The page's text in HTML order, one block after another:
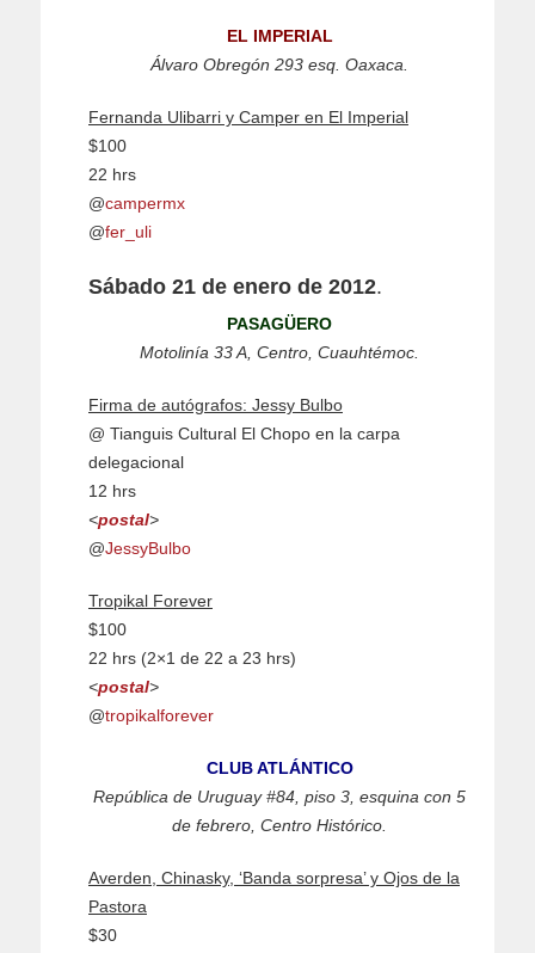
EL IMPERIAL
Álvaro Obregón 293 esq. Oaxaca.
Fernanda Ulibarri y Camper en El Imperial
$100
22 hrs
@campermx
@fer_uli
Sábado 21 de enero de 2012.
PASAGÜERO
Motolinía 33 A, Centro, Cuauhtémoc.
Firma de autógrafos: Jessy Bulbo
@ Tianguis Cultural El Chopo en la carpa
delegacional
12 hrs
<postal>
@JessyBulbo
Tropikal Forever
$100
22 hrs (2×1 de 22 a 23 hrs)
<postal>
@tropikalforever
CLUB ATLÁNTICO
República de Uruguay #84, piso 3, esquina con 5
de febrero, Centro Histórico.
Averden, Chinasky, ‘Banda sorpresa’ y Ojos de la
Pastora
$30